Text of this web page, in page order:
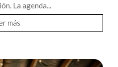
La agenda...
más